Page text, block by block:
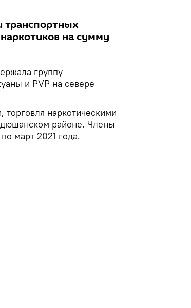
транспортных
на сумму
группу
и PVP на севере
торговля наркотическими
районе. Члены
март 2021 года.